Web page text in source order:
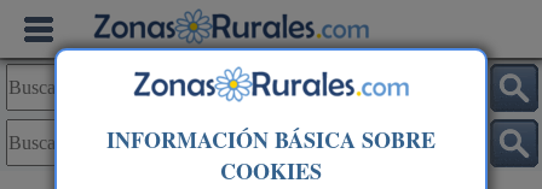
INFORMACIÓN BÁSICA SOBRE
COOKIES